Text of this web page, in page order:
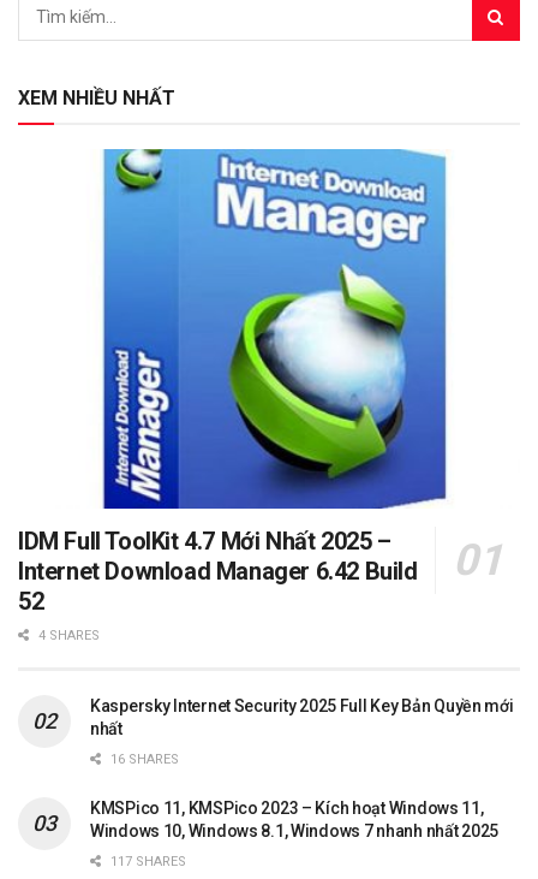
XEM NHIỀU NHẤT
IDM Full ToolKit 4.7 Mới Nhất 2025 –
Internet Download Manager 6.42 Build
52
4 SHARES
Kaspersky Internet Security 2025 Full Key Bản Quyền mới
nhất
16 SHARES
KMSPico 11, KMSPico 2023 – Kích hoạt Windows 11,
Windows 10, Windows 8.1, Windows 7 nhanh nhất 2025
117 SHARES